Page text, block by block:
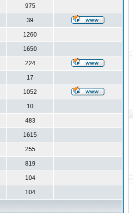
975
39
1260
1650
224
17
1052
10
483
1615
255
819
104
104